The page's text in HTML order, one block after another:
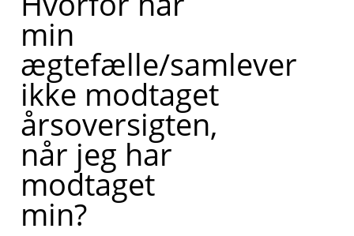
min
ægtefælle/samlever
ikke modtaget
årsoversigten,
når jeg har
modtaget
min?